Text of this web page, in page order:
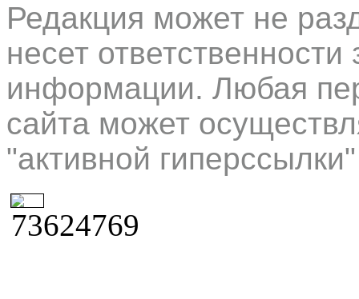
Редакция может не
несет
информации. Любая
сайта может
"активной